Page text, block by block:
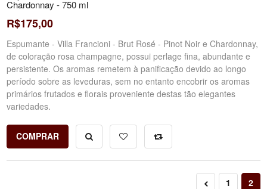
Chardonnay - 750 ml
R$175,00
Espumante - Villa Francioni - Brut Rosé - Pinot Noir e Chardonnay,
de coloração rosa champagne, possui perlage fina, abundante e
persistente. Os aromas remetem à panificação devido ao longo
período sobre as leveduras, sem no entanto encobrir os aromas
primários frutados e florais proveniente destas tão elegantes
variedades.
COMPRAR
1 2